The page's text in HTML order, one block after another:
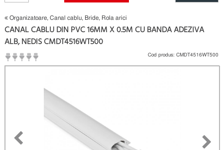
Organizatoare, Canal cablu, Bride, Rola arici
CANAL CABLU DIN PVC 16MM X 0.5M CU BANDA ADEZIVA
ALB, NEDIS CMDT4516WT500
(
Cod produs: CMDT4516WT500